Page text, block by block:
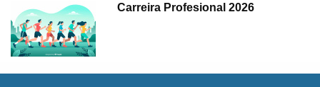
Carreira Profesional 2026